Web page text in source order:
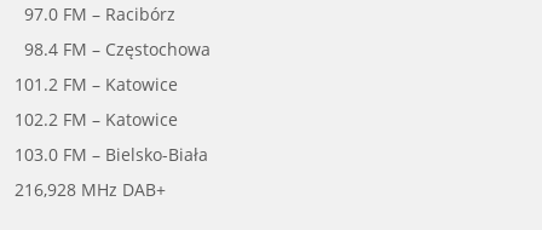
97.0 FM – Racibórz
98.4 FM – Częstochowa
101.2 FM – Katowice
102.2 FM – Katowice
103.0 FM – Bielsko-Biała
216,928 MHz DAB+